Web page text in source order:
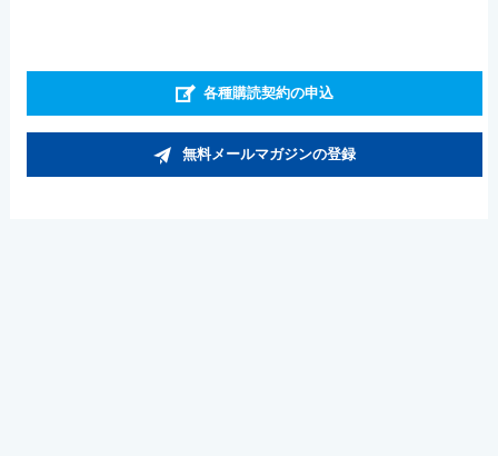
各種購読契約の申込
無料メールマガジンの登録